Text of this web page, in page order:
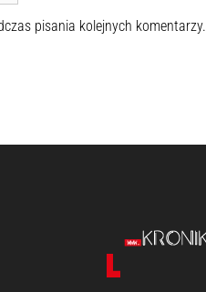
pisania kolejnych komentarzy.